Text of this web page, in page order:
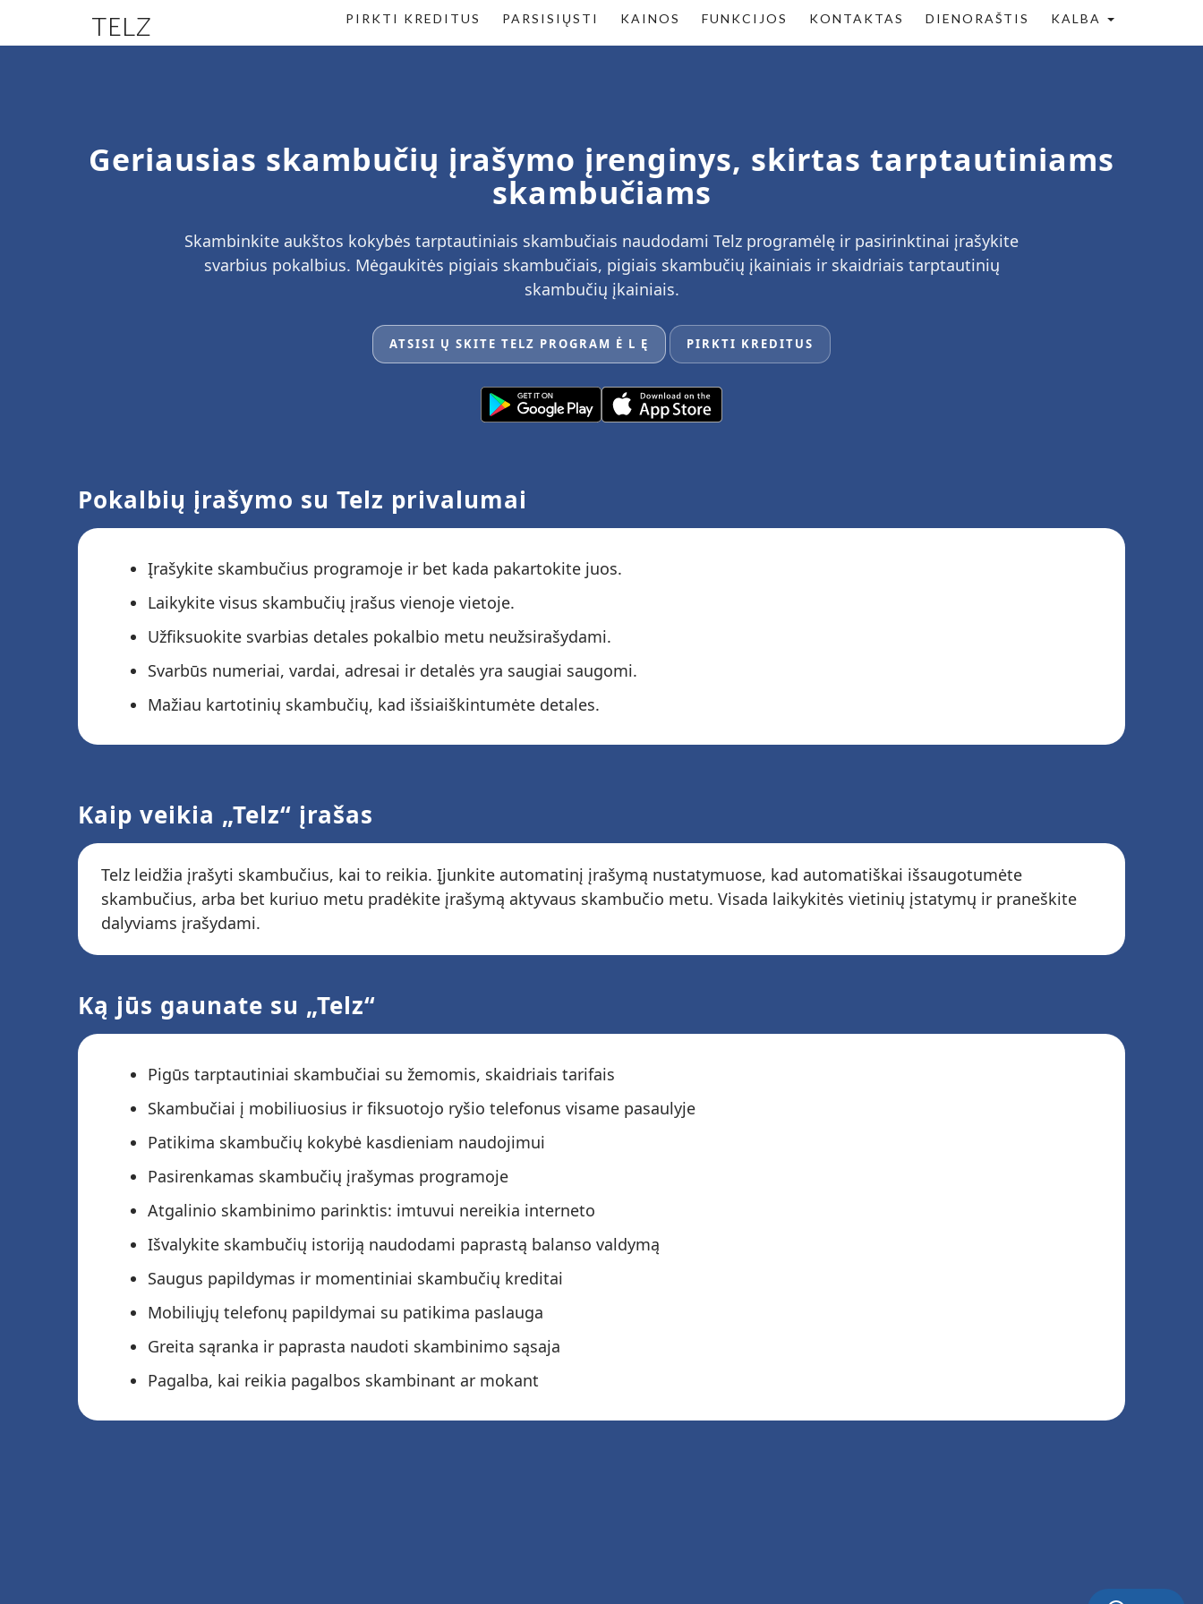
TELZ PIRKTI KREDITUS PARSISIŲSTI KAINOS FUNKCIJOS KONTAKTAS DIENORAŠTIS KALBA
Geriausias skambučių įrašymo įrenginys, skirtas tarptautiniams
skambučiams
Skambinkite aukštos kokybės tarptautiniais skambučiais naudodami Telz programėlę ir pasirinktinai įrašykite
svarbius pokalbius. Mėgaukitės pigiais skambučiais, pigiais skambučių įkainiais ir skaidriais tarptautinių
skambučių įkainiais.
ATSISI Ų SKITE TELZ PROGRAM Ė L Ę PIRKTI KREDITUS
Pokalbių įrašymo su Telz privalumai
Įrašykite skambučius programoje ir bet kada pakartokite juos.
Laikykite visus skambučių įrašus vienoje vietoje.
Užfiksuokite svarbias detales pokalbio metu neužsirašydami.
Svarbūs numeriai, vardai, adresai ir detalės yra saugiai saugomi.
Mažiau kartotinių skambučių, kad išsiaiškintumėte detales.
Kaip veikia „Telz“ įrašas
Telz leidžia įrašyti skambučius, kai to reikia. Įjunkite automatinį įrašymą nustatymuose, kad automatiškai išsaugotumėte
skambučius, arba bet kuriuo metu pradėkite įrašymą aktyvaus skambučio metu. Visada laikykitės vietinių įstatymų ir praneškite
dalyviams įrašydami.
Ką jūs gaunate su „Telz“
Pigūs tarptautiniai skambučiai su žemomis, skaidriais tarifais
Skambučiai į mobiliuosius ir fiksuotojo ryšio telefonus visame pasaulyje
Patikima skambučių kokybė kasdieniam naudojimui
Pasirenkamas skambučių įrašymas programoje
Atgalinio skambinimo parinktis: imtuvui nereikia interneto
Išvalykite skambučių istoriją naudodami paprastą balanso valdymą
Saugus papildymas ir momentiniai skambučių kreditai
Mobiliųjų telefonų papildymai su patikima paslauga
Greita sąranka ir paprasta naudoti skambinimo sąsaja
Pagalba, kai reikia pagalbos skambinant ar mokant